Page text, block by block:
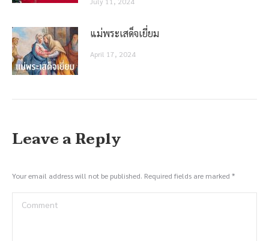
แม่พระเสด็จเยี่ยม
April 17, 2024
Leave a Reply
Your email address will not be published. Required fields are marked *
Comment